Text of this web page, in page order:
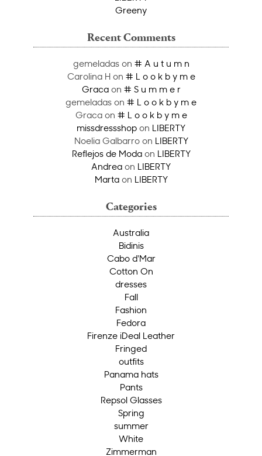
Greeny
Recent Comments
gemeladason # A u t u m n
Carolina Hon # L o o k b y m e
Gracaon # S u m m e r
gemeladas on # L o o k b y m e
Gracaon # L o o k b y m e
missdressshop on LIBERTY
Noelia Galbarroon LIBERTY
Reflejos de Modaon LIBERTY
Andrea on LIBERTY
Martaon LIBERTY
Categories
Australia
Bidinis
Cabo d'Mar
Cotton On
dresses
Fall
Fashion
Fedora
Firenze iDeal Leather
Fringed
outfits
Panama hats
Pants
Repsol Glasses
Spring
summer
White
Zimmerman